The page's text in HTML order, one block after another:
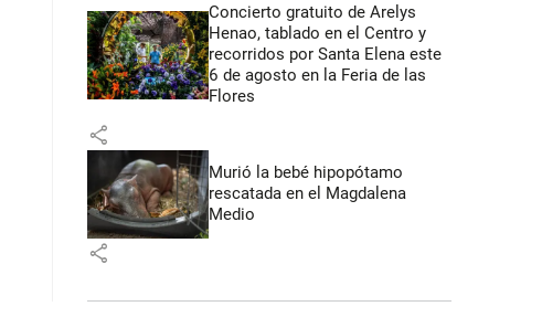
Concierto gratuito de Arelys
Henao, tablado en el Centro y
recorridos por Santa Elena este
6 de agosto en la Feria de las
Flores
share
Murió la bebé hipopótamo
rescatada en el Magdalena
Medio
share